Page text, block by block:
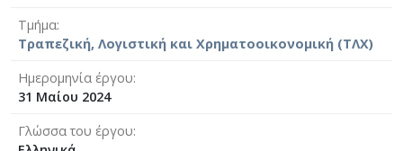
Τμήμα
Τραπεζική, Λογιστική και Χρηματοοικονομική (ΤΛΧ)
Ημερομηνία έργου
31 Μαίου 2024
Γλώσσα του έργου